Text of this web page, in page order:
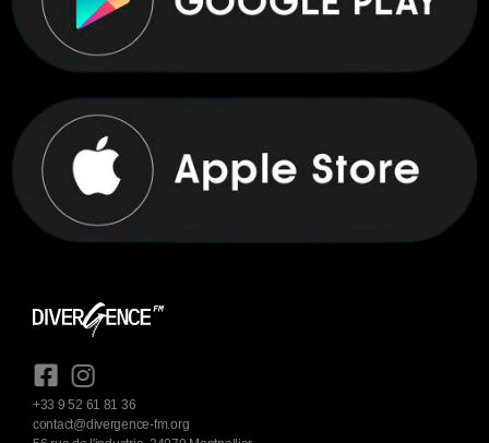
+33 9 52 61 81 36
contact@divergence-fm.org